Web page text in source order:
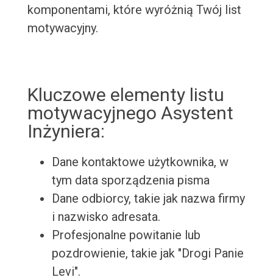
komponentami, które wyróżnią Twój list
motywacyjny.
Kluczowe elementy listu
motywacyjnego Asystent
Inżyniera:
Dane kontaktowe użytkownika, w
tym data sporządzenia pisma
Dane odbiorcy, takie jak nazwa firmy
i nazwisko adresata.
Profesjonalne powitanie lub
pozdrowienie, takie jak "Drogi Panie
Levi".